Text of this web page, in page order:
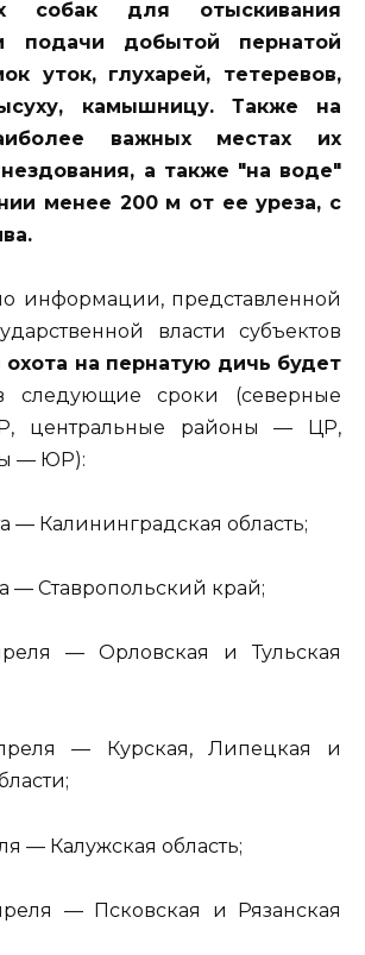
собак для отыскивания
подачи добытой пернатой
уток, глухарей, тетеревов,
камышницу. Также на
важных местах их
а также "на воде"
менее 200 м от ее уреза, с
информации, представленной
власти субъектов
охота на пернатую дичь будет
следующие сроки (северные
центральные районы — ЦР,
— ЮР):
— Калининградская область;
— Ставропольский край;
— Орловская и Тульская
— Курская, Липецкая и
— Калужская область;
— Псковская и Рязанская